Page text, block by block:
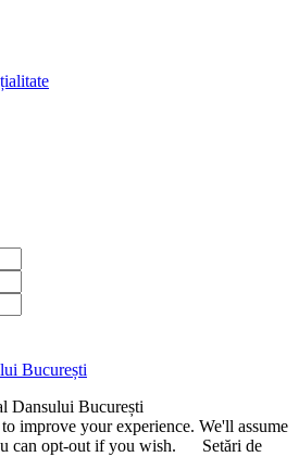
București
Dansului București
improve your experience. We'll assume
can opt-out if you wish.
Setări de